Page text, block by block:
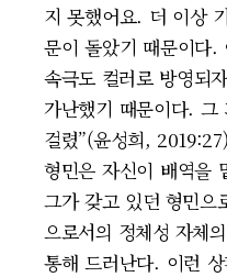
지 못했어요. 더 이상
문이 돌았기 때문이다.
속극도 컬러로 방영되
가난했기 때문이다. 그
걸렸”(윤성희,
형민은 자신이 배역을
그가 갖고 있던 형민으
으로서의 정체성 자체
통해 드러난다. 이런